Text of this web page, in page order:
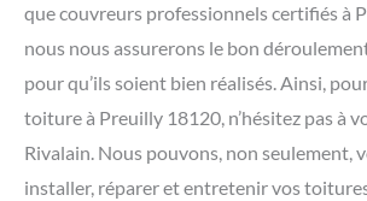
que couvreurs professionnels certifiés à
nous nous assurerons le bon
pour qu’ils soient bien réalisés. Ainsi,
toiture à Preuilly 18120, n’hésitez pas à
Rivalain. Nous pouvons, non seulement,
installer, réparer et entretenir vos